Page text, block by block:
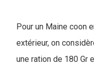
Pour un Maine coon
extérieur, on
une ration de 180 Gr